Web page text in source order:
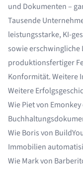
und Dokumenten –
Tausende
leistungsstarke, KI-
sowie erschwingliche
produktionsfertiger
Konformität. Weitere
Weitere
Wie Piet von Emonkey
Wie Boris von
Immobilien
Wie Mark von